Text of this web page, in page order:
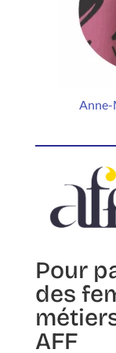
Anne-
Pour
des
AFF